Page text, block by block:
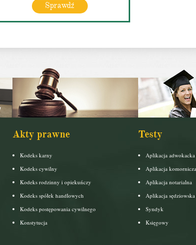
Sprawdź
Akty prawne
Kodeks karny
Kodeks cywilny
Kodeks rodzinny i opiekuńczy
Kodeks spółek handlowych
Kodeks postępowania cywilnego
Konstytucja
Testy
Aplikacja
Aplikacja komornicza
Aplikacja notarialna
Aplikacja
Syndyk
Księgowy